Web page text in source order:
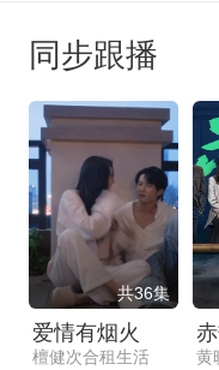
同步跟播
共36集
爱情有烟火
檀健次合租生活 黄